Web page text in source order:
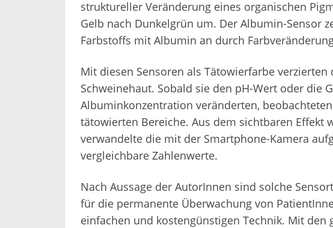
struktureller Veränderung eines organischen
Gelb nach Dunkelgrün um. Der Albumin-Sensor
Farbstoffs mit Albumin an durch
Mit diesen Sensoren als Tätowierfarbe
Schweinehaut. Sobald sie den pH-Wert oder die
Albuminkonzentration veränderten,
tätowierten Bereiche. Aus dem sichtbaren Effekt
verwandelte die mit der Smartphone-Kamera
vergleichbare Zahlenwerte.
Nach Aussage der AutorInnen sind solche
für die permanente Überwachung von
einfachen und kostengünstigen Technik. Mit den